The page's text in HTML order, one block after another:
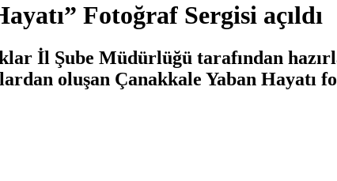
Fotoğraf Sergisi açıldı
İl Şube Müdürlüğü tarafından
oluşan Çanakkale Yaban Hayatı